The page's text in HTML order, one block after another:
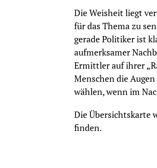
Die Weisheit liegt
für das Thema zu
gerade Politiker ist
aufmerksamer
Ermittler auf ihrer
Menschen die
wählen, wenn im
Die Übersichtskarte
finden.